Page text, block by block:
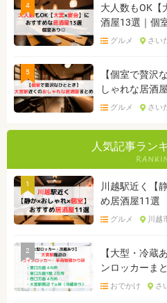
4
大人数もOK【
酒屋13選｜個
グルメ さい
5
【個室で贅沢
しゃれな居酒
グルメ さい
人気記事ラン
1
川越駅近く【
め居酒屋11選
グルメ 川越
2
【大型・冷蔵
ンロッカーま
おでかけ さ